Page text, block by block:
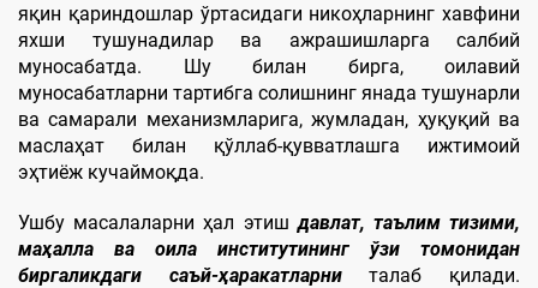
яқин қариндошлар ўртасидаги никоҳларнинг хавфини
яхши тушунадилар ва ажрашишларга салбий
муносабатда. Шу билан бирга, оилавий
муносабатларни тартибга солишнинг янада тушунарли
ва самарали механизмларига, жумладан, ҳуқуқий ва
маслаҳат билан қўллаб-қувватлашга ижтимоий
эҳтиёж кучаймоқда.
Ушбу масалаларни ҳал этишдавлат, таълим тизими,
маҳалла ва оила институтининг ўзи томонидан
биргаликдаги саъй-ҳаракатларниталаб қилади.